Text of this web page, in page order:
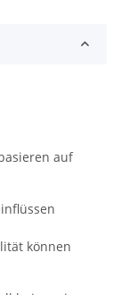
auf
können